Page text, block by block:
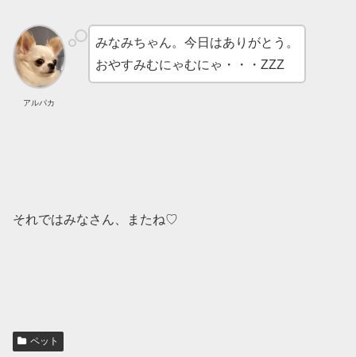
アルパカ
みなみちゃん。今日はありがとう。
おやすみむにゃむにゃ・・・ZZZ
それではみなさん、またね♡
ペット